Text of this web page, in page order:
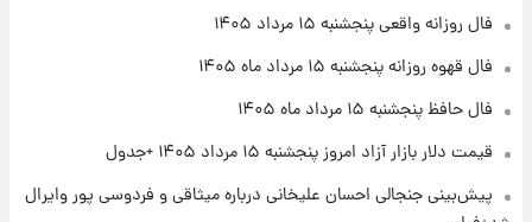
فال روزانه واقعی پنجشنبه ۱۵ مرداد ۱۴۰۵
فال قهوه روزانه پنجشنبه ۱۵ مرداد ماه ۱۴۰۵
فال حافظ پنجشنبه ۱۵ مرداد ماه ۱۴۰۵
قیمت دلار بازار آزاد امروز پنجشنبه ۱۵ مرداد ۱۴۰۵ +جدول
پیش‌بینی جنجالی احسان علیخانی درباره میثاقی و فردوسی پور وایرال